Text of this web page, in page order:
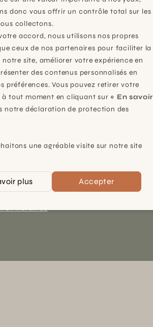
du centre de Genève
les-Ouates (GE)
et horaires
donc vous offrir un contrôle total sur les
collectons.
accord, nous utilisons nos propres
ceux de nos partenaires pour faciliter la
site, améliorer votre expérience en
des contenus personnalisés en
préférences. Vous pouvez retirer votre
à tout moment en cliquant sur « En savoir
notre déclaration de protection des
une agréable visite sur notre site
plus Accepter